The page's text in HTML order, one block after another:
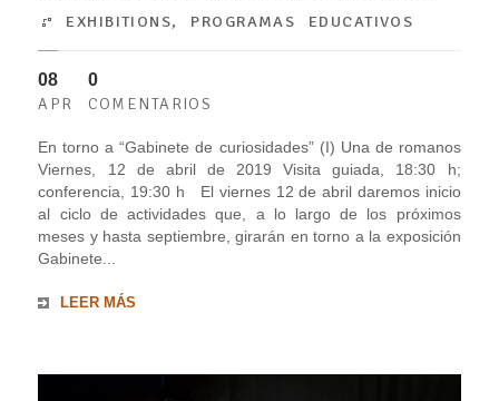
EXHIBITIONS, PROGRAMAS EDUCATIVOS
08
APR
0
COMENTARIOS
En torno a “Gabinete de curiosidades” (I) Una de romanos
Viernes, 12 de abril de 2019 Visita guiada, 18:30 h;
conferencia, 19:30 h El viernes 12 de abril daremos inicio
al ciclo de actividades que, a lo largo de los próximos
meses y hasta septiembre, girarán en torno a la exposición
Gabinete...
LEER MÁS